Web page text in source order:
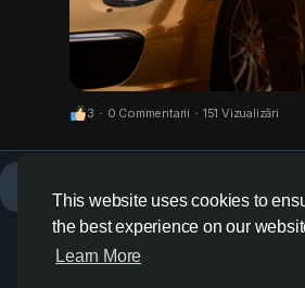
This website uses cookies to
the best experience on our
Learn More
3 · 0 Commentarii · 151 Vizualizări